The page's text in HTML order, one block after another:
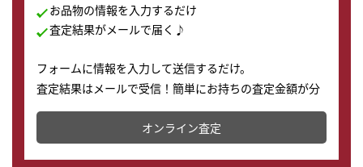
お品物の情報を入力するだけ
査定結果がメールで届く♪
フォームに情報を入力して送信するだけ。
査定結果はメールで受信！簡単にお持ちの査定金額が分
かります。
オンライン査定